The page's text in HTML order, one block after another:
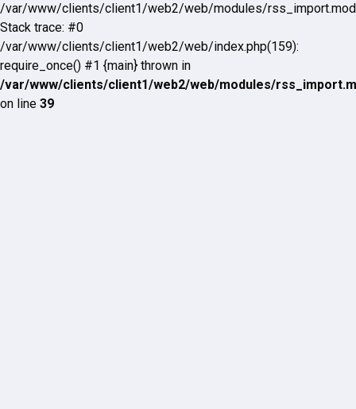
/var/www/clients/client1/web2/web/modules/
Stack trace: #0
/var/www/clients/client1/web2/web/index.php(159):
require_once() #1 {main} thrown in
/var/www/clients/client1/web2/web/modules/
on line 39